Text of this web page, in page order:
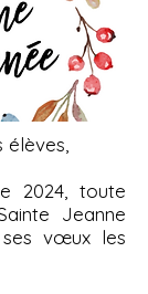
élèves,
2024, toute
Jeanne
vœux les